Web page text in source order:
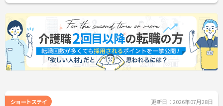
ショートステイ 更新日：2026年07月28日